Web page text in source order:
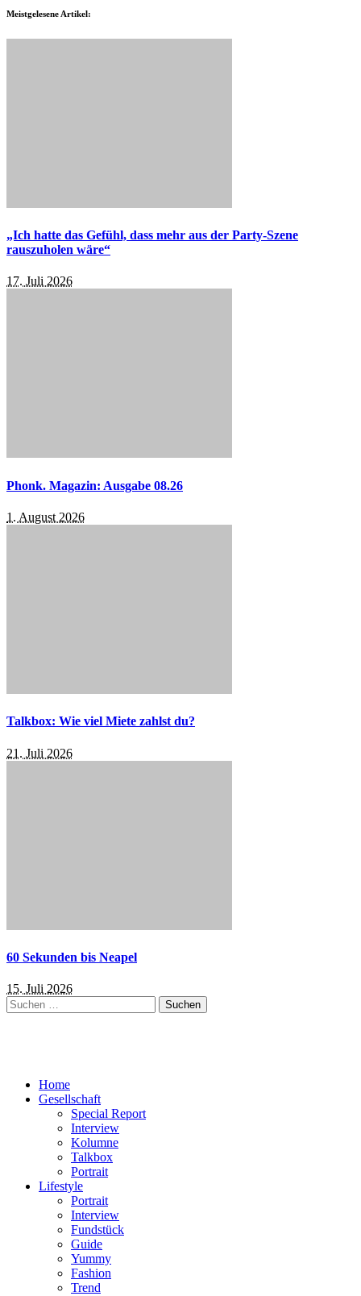
Meistgelesene Artikel:
„Ich hatte das Gefühl, dass mehr aus der Party-Szene
rauszuholen wäre“
17. Juli 2026
Phonk. Magazin: Ausgabe 08.26
1. August 2026
Talkbox: Wie viel Miete zahlst du?
21. Juli 2026
60 Sekunden bis Neapel
15. Juli 2026
Suchen
nach:
Home
Gesellschaft
Special Report
Interview
Kolumne
Talkbox
Portrait
Lifestyle
Portrait
Interview
Fundstück
Guide
Yummy
Fashion
Trend